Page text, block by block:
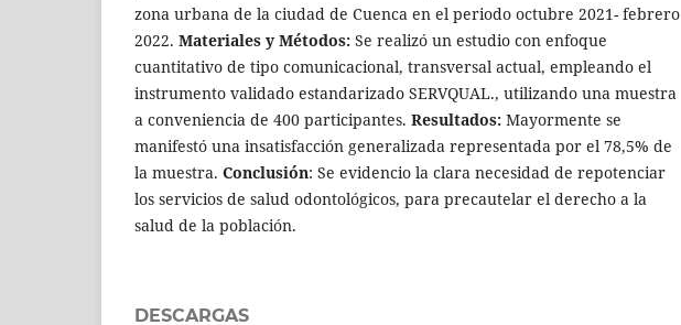
zona urbana de la ciudad de Cuenca en el periodo octubre 2021- febrero
2022. Materiales y Métodos: Se realizó un estudio con enfoque
cuantitativo de tipo comunicacional, transversal actual, empleando el
instrumento validado estandarizado SERVQUAL., utilizando una muestra
a conveniencia de 400 participantes. Resultados: Mayormente se
manifestó una insatisfacción generalizada representada por el 78,5% de
la muestra. Conclusión: Se evidencio la clara necesidad de repotenciar
los servicios de salud odontológicos, para precautelar el derecho a la
salud de la población.
DESCARGAS